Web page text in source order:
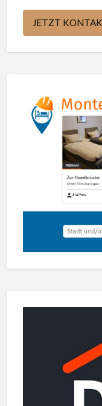
JETZT